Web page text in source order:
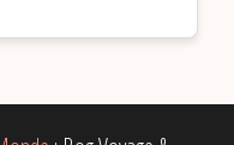
à portée